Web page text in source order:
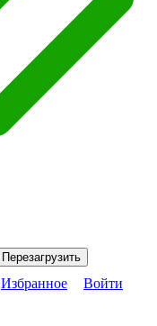
Перезагрузить
Избранное Войти